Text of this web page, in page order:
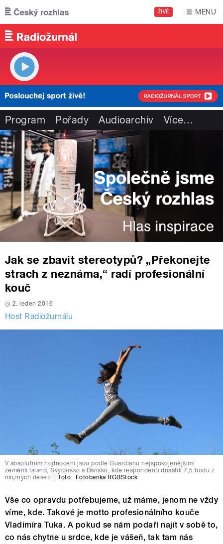
Přejít k hlavnímu obsahu
ŽIVĚ MENU
Program Pořady Audioarchiv Více…
Jak se zbavit stereotypů? „Překonejte
strach z neznáma,“ radí profesionální
kouč
2. leden 2016
Host Radiožurnálu
V absolutním hodnocení jsou podle Guardianu nejspokojenějšími
zeměmi Island, Švýcarsko a Dánsko, kde respondenti dosáhli 7,5 bodu z
možných deseti
foto: Fotobanka RGBStock
Vše co opravdu potřebujeme, už máme, jenom ne vždy
víme, kde. Takové je motto profesionálního kouče
Vladimíra Tuka. A pokud se nám podaří najít v sobě to,
co nás chytne u srdce, kde je vášeň, tak tam nás